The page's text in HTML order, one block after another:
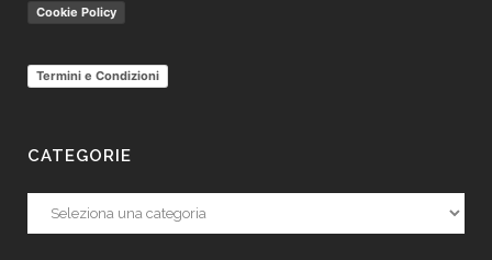
Cookie Policy
Termini e Condizioni
CATEGORIE
Categorie